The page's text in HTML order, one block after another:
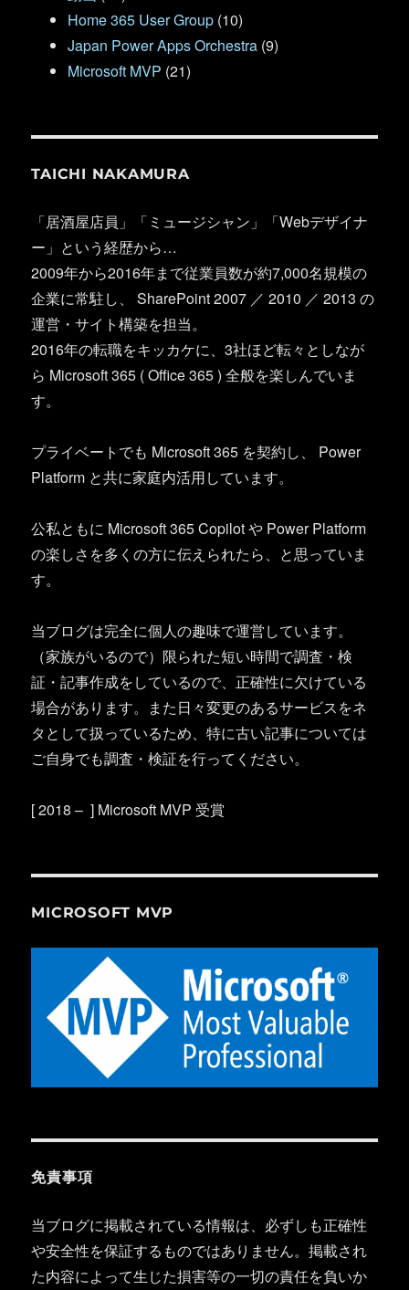
Home 365 User Group (10)
Japan Power Apps Orchestra (9)
Microsoft MVP (21)
TAICHI NAKAMURA
「居酒屋店員」「ミュージシャン」「Webデザイナ
ー」という経歴から…
2009年から2016年まで従業員数が約7,000名規模の
企業に常駐し、 SharePoint 2007 ／ 2010 ／ 2013 の
運営・サイト構築を担当。
2016年の転職をキッカケに、3社ほど転々としなが
ら Microsoft 365 ( Office 365 ) 全般を楽しんでいま
す。
プライベートでも Microsoft 365 を契約し、 Power
Platform と共に家庭内活用しています。
公私ともに Microsoft 365 Copilot や Power Platform
の楽しさを多くの方に伝えられたら、と思っていま
す。
当ブログは完全に個人の趣味で運営しています。
（家族がいるので）限られた短い時間で調査・検
証・記事作成をしているので、正確性に欠けている
場合があります。また日々変更のあるサービスをネ
タとして扱っているため、特に古い記事については
ご自身でも調査・検証を行ってください。
[ 2018 – ] Microsoft MVP 受賞
MICROSOFT MVP
免責事項
当ブログに掲載されている情報は、必ずしも正確性
や安全性を保証するものではありません。掲載され
た内容によって生じた損害等の一切の責任を負いか